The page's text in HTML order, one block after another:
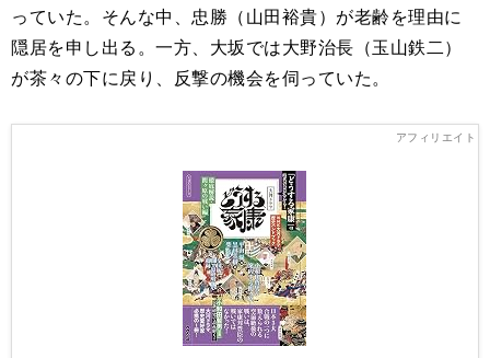
っていた。そんな中、忠勝（山田裕貴）が老齢を理由に
隠居を申し出る。一方、大坂では大野治長（玉山鉄二）
が茶々の下に戻り、反撃の機会を伺っていた。